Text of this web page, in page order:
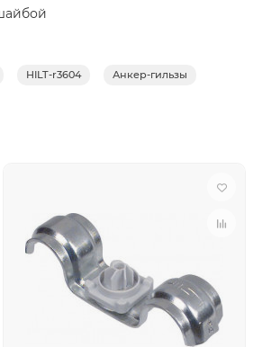
HILT-r3604 Анкер-гильзы